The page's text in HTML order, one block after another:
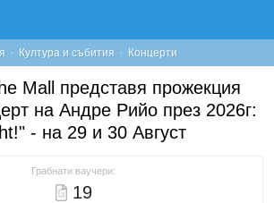
· Култура и събития · Концерти
Mall представя прожекция
на Андре Рийо през 2026г:
- на 29 и 30 Август
Грабнати ваучери:
19